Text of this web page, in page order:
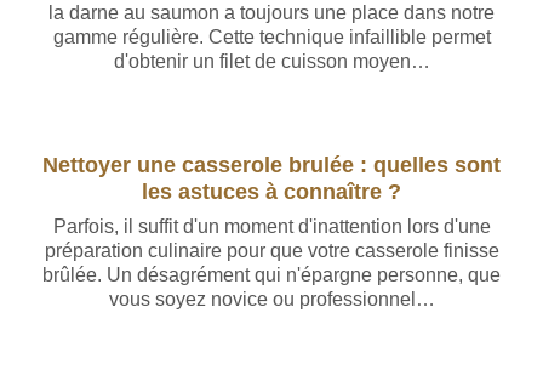
la darne au saumon a toujours une place dans notre
gamme régulière. Cette technique infaillible permet
d'obtenir un filet de cuisson moyen…
Nettoyer une casserole brulée : quelles sont
les astuces à connaître ?
Parfois, il suffit d'un moment d'inattention lors d'une
préparation culinaire pour que votre casserole finisse
brûlée. Un désagrément qui n'épargne personne, que
vous soyez novice ou professionnel…